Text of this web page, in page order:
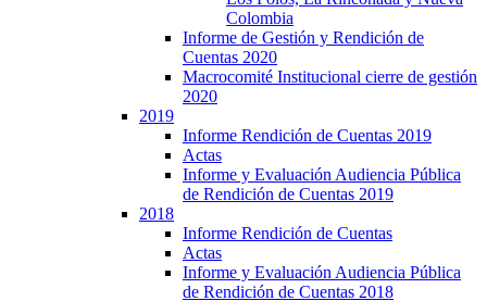
Colombia
Informe de Gestión y Rendición de
Cuentas 2020
Macrocomité Institucional cierre de gestión
2020
2019
Informe Rendición de Cuentas 2019
Actas
Informe y Evaluación Audiencia Pública
de Rendición de Cuentas 2019
2018
Informe Rendición de Cuentas
Actas
Informe y Evaluación Audiencia Pública
de Rendición de Cuentas 2018